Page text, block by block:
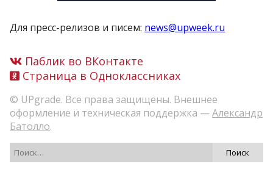
Для пресс-релизов и писем: news@upweek.ru
Паблик во ВКонтакте
Страница в Одноклассниках
© UPgrade. Все права защищены. Внешнее
оформление и техническая поддержка —Александр
Батолло.